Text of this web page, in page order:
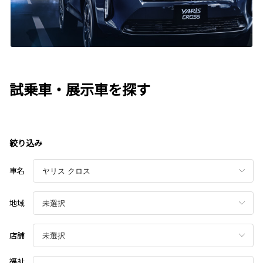
試乗車・展示車を探す
絞り込み
車名
地域
店舗